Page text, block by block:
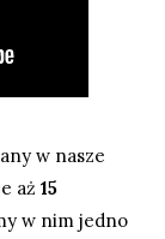
w nasze
aż 15
w nim jedno